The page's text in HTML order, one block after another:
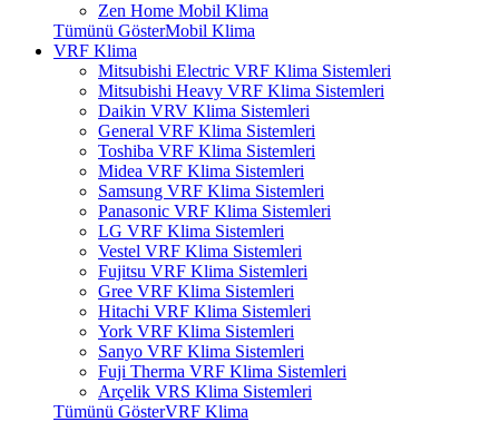
Zen Home Mobil Klima
Tümünü GösterMobil Klima
VRF Klima
Mitsubishi Electric VRF Klima Sistemleri
Mitsubishi Heavy VRF Klima Sistemleri
Daikin VRV Klima Sistemleri
General VRF Klima Sistemleri
Toshiba VRF Klima Sistemleri
Midea VRF Klima Sistemleri
Samsung VRF Klima Sistemleri
Panasonic VRF Klima Sistemleri
LG VRF Klima Sistemleri
Vestel VRF Klima Sistemleri
Fujitsu VRF Klima Sistemleri
Gree VRF Klima Sistemleri
Hitachi VRF Klima Sistemleri
York VRF Klima Sistemleri
Sanyo VRF Klima Sistemleri
Fuji Therma VRF Klima Sistemleri
Arçelik VRS Klima Sistemleri
Tümünü GösterVRF Klima